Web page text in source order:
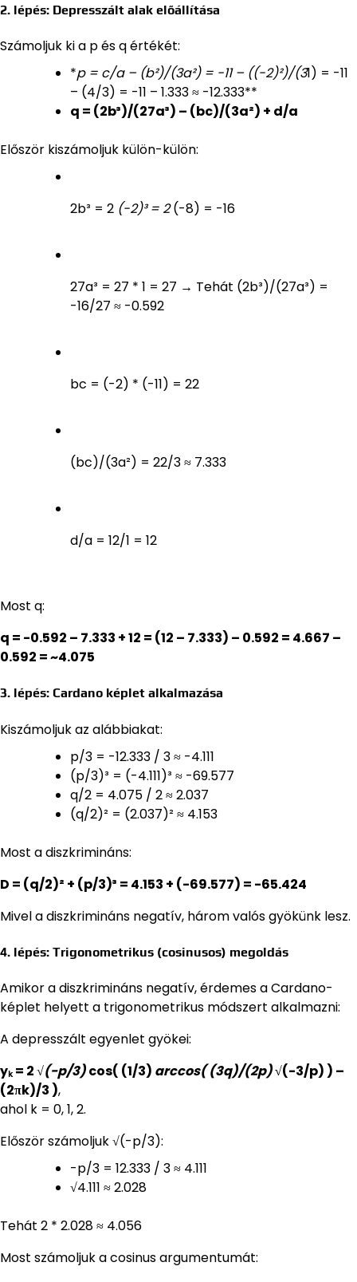
2. lépés: Depresszált alak előállítása
Számoljuk ki a p és q értékét:
*p = c/a – (b²)/(3a²) = -11 – ((-2)²)/(31) = -11
– (4/3) = -11 – 1.333 ≈ -12.333**
q = (2b³)/(27a³) – (bc)/(3a²) + d/a
Először kiszámoljuk külön-külön:
2b³ = 2 (-2)³ = 2(-8) = -16
27a³ = 27 * 1 = 27 → Tehát (2b³)/(27a³) =
-16/27 ≈ -0.592
bc = (-2) * (-11) = 22
(bc)/(3a²) = 22/3 ≈ 7.333
d/a = 12/1 = 12
Most q:
q = -0.592 – 7.333 + 12 = (12 – 7.333) – 0.592 = 4.667 –
0.592 = ~4.075
3. lépés: Cardano képlet alkalmazása
Kiszámoljuk az alábbiakat:
p/3 = -12.333 / 3 ≈ -4.111
(p/3)³ = (-4.111)³ ≈ -69.577
q/2 = 4.075 / 2 ≈ 2.037
(q/2)² = (2.037)² ≈ 4.153
Most a diszkrimináns:
D = (q/2)² + (p/3)³ = 4.153 + (-69.577) = -65.424
Mivel a diszkrimináns negatív, három valós gyökünk lesz.
4. lépés: Trigonometrikus (cosinusos) megoldás
Amikor a diszkrimináns negatív, érdemes a Cardano-
képlet helyett a trigonometrikus módszert alkalmazni:
A depresszált egyenlet gyökei:
yₖ = 2√(-p/3)cos( (1/3) arccos( (3q)/(2p)√(-3/p) ) –
(2πk)/3 ),
ahol k = 0, 1, 2.
Először számoljuk √(-p/3):
-p/3 = 12.333 / 3 ≈ 4.111
√4.111 ≈ 2.028
Tehát 2 * 2.028 ≈ 4.056
Most számoljuk a cosinus argumentumát: